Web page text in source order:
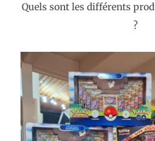
Quels sont les différents
?